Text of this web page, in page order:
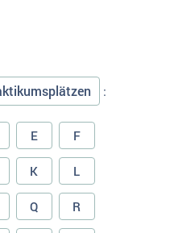
:
E F
K L
Q R